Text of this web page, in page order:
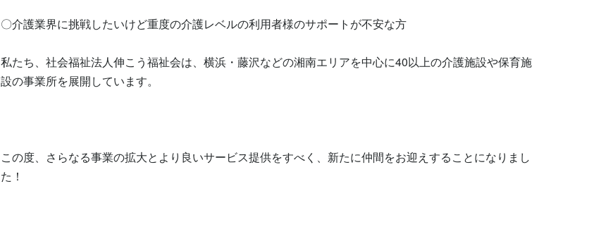
〇介護業界に挑戦したいけど重度の介護レベルの利用者様のサポートが不安な方
私たち、社会福祉法人伸こう福祉会は、横浜・藤沢などの湘南エリアを中心に40以上の介護施設や保育施
設の事業所を展開しています。
この度、さらなる事業の拡大とより良いサービス提供をすべく、新たに仲間をお迎えすることになりまし
た！